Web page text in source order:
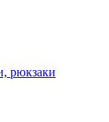
рюкзаки